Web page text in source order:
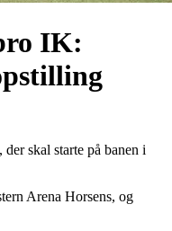
IK:
skal starte på banen i
Arena Horsens, og